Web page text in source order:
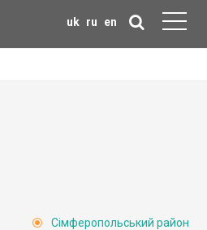
uk ru en
Сімферопольський район